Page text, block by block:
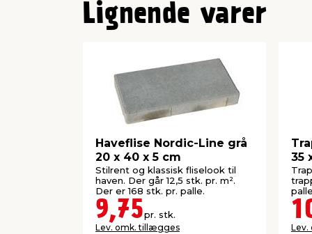
Lignende varer
Haveflise Nordic-Line grå
20 x 40 x 5 cm
Stilrent og klassisk fliselook til
haven. Der går 12,5 stk. pr. m².
Der er 168 stk. pr. palle.
9,75pr. stk.
Lev. omk. tillægges
35